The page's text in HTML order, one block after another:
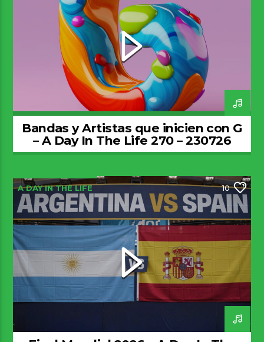
Bandas y Artistas que inicien con G
– A Day In The Life 270 – 230726
A DAY IN THE LIFE 10